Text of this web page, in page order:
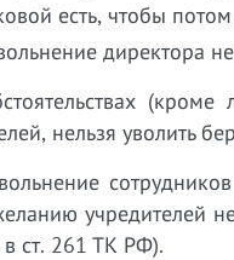
есть, чтобы
директора
нельзя уволить
учредителей
ст. 261 ТК РФ).